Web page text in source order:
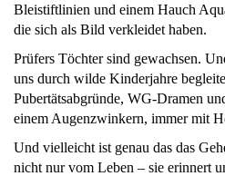
Bleistiftlinien und einem Hauch
die sich als Bild verkleidet haben.
Prüfers Töchter sind gewachsen.
uns durch wilde Kinderjahre
Pubertätsabgründe, WG-Dramen
einem Augenzwinkern, immer mit
Und vielleicht ist genau das das
nicht nur vom Leben – sie erinnert